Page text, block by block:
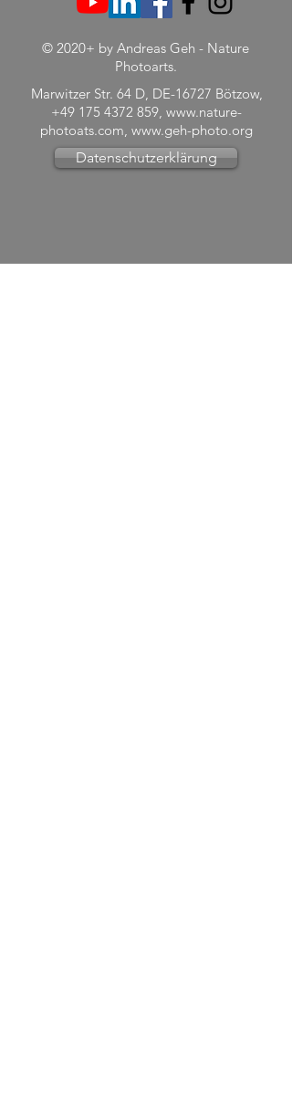
© 2020+ by Andreas Geh - Nature
Photoarts.
Marwitzer Str. 64 D, DE-16727 Bötzow,
+49 175 4372 859, www.nature-
photoats.com, www.geh-photo.org
Datenschutzerklärung